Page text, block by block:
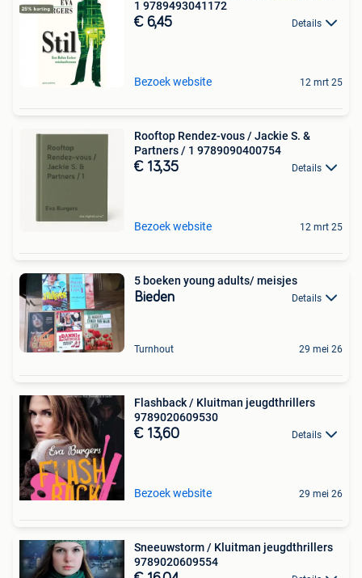
1 9789493041172
€ 6,45 Details
Bezoek website 12 mrt 25
Rooftop Rendez-vous / Jackie S. &
Partners / 1 9789090400754
€ 13,35 Details
Bezoek website 12 mrt 25
5 boeken young adults/ meisjes
Bieden Details
Turnhout 29 mei 26
Flashback / Kluitman jeugdthrillers
9789020609530
€ 13,60 Details
Bezoek website 29 mei 26
Sneeuwstorm / Kluitman jeugdthrillers
9789020609554